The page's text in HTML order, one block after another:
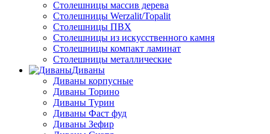
Столешницы массив дерева
Столешницы Werzalit/Topalit
Столешницы ПВХ
Столешницы из искусственного камня
Столешницы компакт ламинат
Столешницы металлические
Диваны
Диваны корпусные
Диваны Торино
Диваны Турин
Диваны Фаст фуд
Диваны Зефир